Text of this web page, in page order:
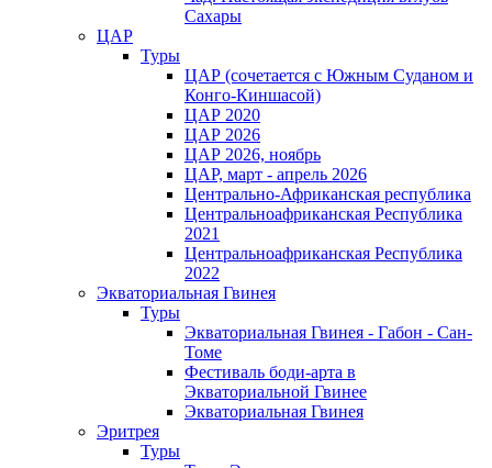
Сахары
ЦАР
Туры
ЦАР (сочетается с Южным Суданом и
Конго-Киншасой)
ЦАР 2020
ЦАР 2026
ЦАР 2026, ноябрь
ЦАР, март - апрель 2026
Центрально-Африканская республика
Центральноафриканская Республика
2021
Центральноафриканская Республика
2022
Экваториальная Гвинея
Туры
Экваториальная Гвинея - Габон - Сан-
Томе
Фестиваль боди-арта в
Экваториальной Гвинее
Экваториальная Гвинея
Эритрея
Туры